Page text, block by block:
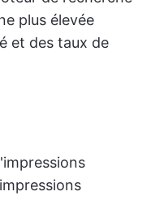
plus élevée
et des taux de